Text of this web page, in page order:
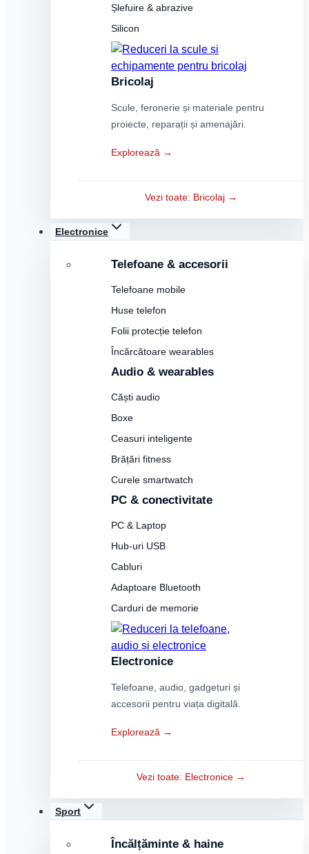
Șlefuire & abrazive
Silicon
Bricolaj
Scule, feronerie și materiale pentru
proiecte, reparații și amenajări.
Explorează →
Vezi toate: Bricolaj →
Electronice
Telefoane & accesorii
Telefoane mobile
Huse telefon
Folii protecție telefon
Încărcătoare wearables
Audio & wearables
Căști audio
Boxe
Ceasuri inteligente
Brățări fitness
Curele smartwatch
PC & conectivitate
PC & Laptop
Hub-uri USB
Cabluri
Adaptoare Bluetooth
Carduri de memorie
Electronice
Telefoane, audio, gadgeturi și
accesorii pentru viața digitală.
Explorează →
Vezi toate: Electronice →
Sport
Încălțăminte & haine